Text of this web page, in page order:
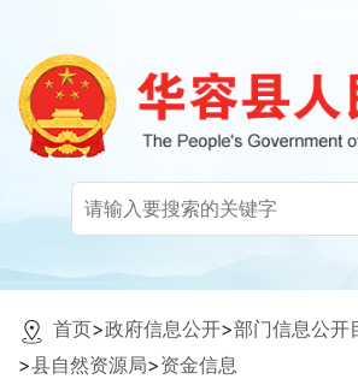
首页>政府信息公开>部门信息公开
>县自然资源局>资金信息